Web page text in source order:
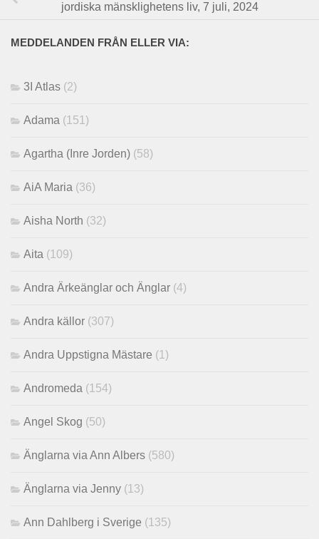
jordiska mänsklighetens liv, 7 juli, 2024
MEDDELANDEN FRÅN ELLER VIA:
3I Atlas (2)
Adama (151)
Agartha (Inre Jorden) (58)
AiA Maria (36)
Aisha North (32)
Aita (109)
Andra Ärkeänglar och Änglar (4)
Andra källor (307)
Andra Uppstigna Mästare (1)
Andromeda (154)
Angel Skog (50)
Änglarna via Ann Albers (580)
Änglarna via Jenny (13)
Ann Dahlberg i Sverige (135)